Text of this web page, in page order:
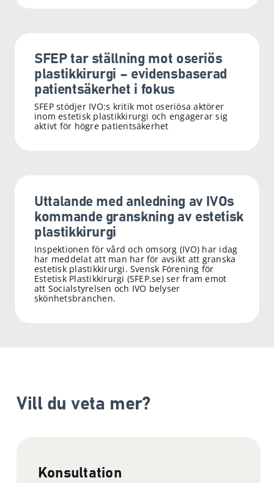
SFEP tar ställning mot oseriös
plastikkirurgi – evidensbaserad
patientsäkerhet i fokus
SFEP stödjer IVO:s kritik mot oseriösa aktörer
inom estetisk plastikkirurgi och engagerar sig
aktivt för högre patientsäkerhet
Uttalande med anledning av IVOs
kommande granskning av estetisk
plastikkirurgi
Inspektionen för vård och omsorg (IVO) har idag
har meddelat att man har för avsikt att granska
estetisk plastikkirurgi. Svensk Förening för
Estetisk Plastikkirurgi (SFEP.se) ser fram emot
att Socialstyrelsen och IVO belyser
skönhetsbranchen.
Vill du veta mer?
Konsultation